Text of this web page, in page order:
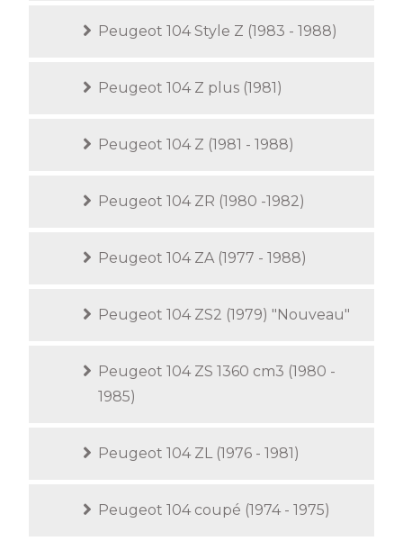
Peugeot 104 Style Z (1983 - 1988)
Peugeot 104 Z plus (1981)
Peugeot 104 Z (1981 - 1988)
Peugeot 104 ZR (1980 -1982)
Peugeot 104 ZA (1977 - 1988)
Peugeot 104 ZS2 (1979) "Nouveau"
Peugeot 104 ZS 1360 cm3 (1980 -
1985)
Peugeot 104 ZL (1976 - 1981)
Peugeot 104 coupé (1974 - 1975)